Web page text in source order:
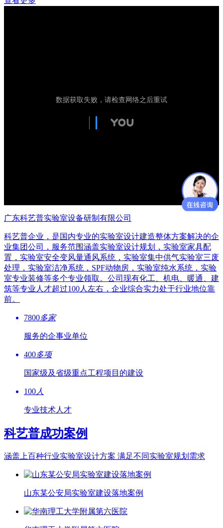
广东科艺普实验室设备研制有限公司
科艺普企业，是国内专业的实验室设计建造整体方案解决的企
业集团公司，服务范围涵盖实验室设计规划，实验室家具配
置，实验室安全变风量通风系统，实验室集中供气实验室三废
处理，实验室洁净系统，SPF动物房，实验室纯水系统，实验
室专业装修等多个专业领取。公司现有化工、机电、暖通、建
筑等专业人才超过100人左右，企业综合实力处于行业地位靠
前。
7800多家
服务的企事业单位
400多项
国家级及省级重点工程项目的建设
100 人
专业技术人才
科艺普成功案例
涵盖上百种行业实验室设计方案 满足不同实验室规划需求
山东某公安局实验室建设落地案例